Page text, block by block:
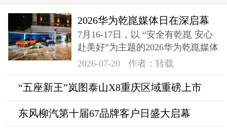
2026华为乾崑媒体日在深启幕
奕境X9登场
7月16-17日，以 “安全有乾崑 安心
赴美好”为主题的2026华为乾崑媒体
日在深成功举办
2026-07-20 作者：转载
“五座新王”岚图泰山X8重庆区域重磅上市
东风柳汽第十届67品牌客户日盛大启幕